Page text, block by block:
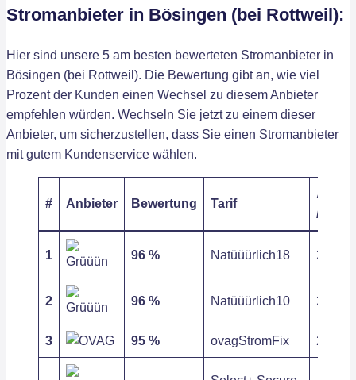
Stromanbieter in Bösingen (bei Rottweil):
Hier sind unsere 5 am besten bewerteten Stromanbieter in
Bösingen (bei Rottweil). Die Bewertung gibt an, wie viel
Prozent der Kunden einen Wechsel zu diesem Anbieter
empfehlen würden. Wechseln Sie jetzt zu einem dieser
Anbieter, um sicherzustellen, dass Sie einen Stromanbieter
mit gutem Kundenservice wählen.
# Anbieter Bewertung Tarif
/ kWh
1 96 % Natüüürlich18 28,42
2 96 % Natüüürlich10 28,42
3 95 % ovagStromFix 29,04